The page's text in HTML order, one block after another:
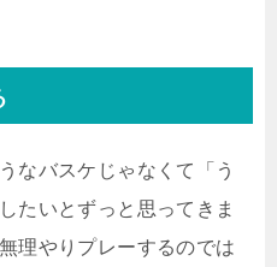
なバスケじゃなくて「う
たいとずっと思ってきま
理やりプレーするのでは